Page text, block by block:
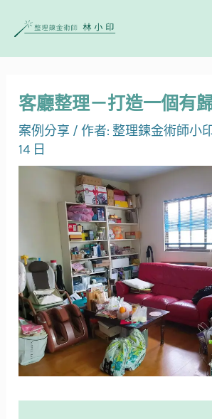
客廳整理－打造一個有
案例分享 / 作者: 整理鍊金術師小
14 日